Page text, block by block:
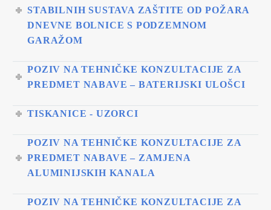
STABILNIH SUSTAVA ZAŠTITE OD POŽARA
DNEVNE BOLNICE S PODZEMNOM
GARAŽOM
POZIV NA TEHNIČKE KONZULTACIJE ZA
PREDMET NABAVE – BATERIJSKI ULOŠCI
TISKANICE - UZORCI
POZIV NA TEHNIČKE KONZULTACIJE ZA
PREDMET NABAVE – ZAMJENA
ALUMINIJSKIH KANALA
POZIV NA TEHNIČKE KONZULTACIJE ZA